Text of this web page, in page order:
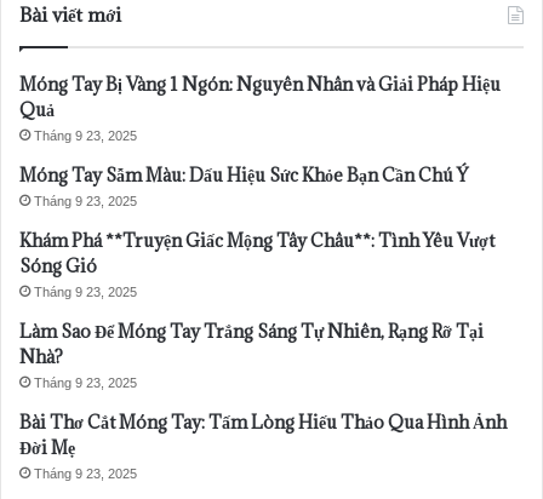
Bài viết mới
Móng Tay Bị Vàng 1 Ngón: Nguyên Nhân và Giải Pháp Hiệu
Quả
Tháng 9 23, 2025
Móng Tay Sẫm Màu: Dấu Hiệu Sức Khỏe Bạn Cần Chú Ý
Tháng 9 23, 2025
Khám Phá **Truyện Giấc Mộng Tây Châu**: Tình Yêu Vượt
Sóng Gió
Tháng 9 23, 2025
Làm Sao Để Móng Tay Trắng Sáng Tự Nhiên, Rạng Rỡ Tại
Nhà?
Tháng 9 23, 2025
Bài Thơ Cắt Móng Tay: Tấm Lòng Hiếu Thảo Qua Hình Ảnh
Đời Mẹ
Tháng 9 23, 2025